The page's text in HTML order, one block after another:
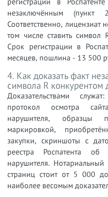
незаключённым
Соответственно, лицензиат
том числе ставить символ
Срок регистрации в
месяцев, пошлина - 13 500
4. Как доказать факт
символа R конкурентом
Доказательствами
протокол осмотра
нарушителя, образцы
маркировкой,
закупки, скриншоты с
реестра Роспатента об
нарушителя.
страниц стоит от 5 000
наиболее весомым